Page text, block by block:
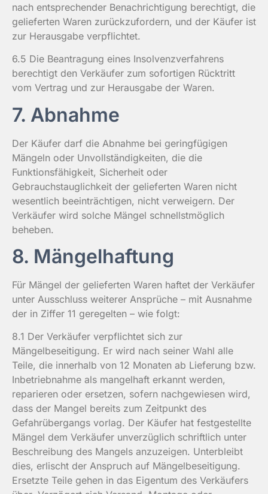
nach entsprechender Benachrichtigung berechtigt, die
gelieferten Waren zurückzufordern, und der Käufer ist
zur Herausgabe verpflichtet.
6.5 Die Beantragung eines Insolvenzverfahrens
berechtigt den Verkäufer zum sofortigen Rücktritt
vom Vertrag und zur Herausgabe der Waren.
7. Abnahme
Der Käufer darf die Abnahme bei geringfügigen
Mängeln oder Unvollständigkeiten, die die
Funktionsfähigkeit, Sicherheit oder
Gebrauchstauglichkeit der gelieferten Waren nicht
wesentlich beeinträchtigen, nicht verweigern. Der
Verkäufer wird solche Mängel schnellstmöglich
beheben.
8. Mängelhaftung
Für Mängel der gelieferten Waren haftet der Verkäufer
unter Ausschluss weiterer Ansprüche – mit Ausnahme
der in Ziffer 11 geregelten – wie folgt:
8.1 Der Verkäufer verpflichtet sich zur
Mängelbeseitigung. Er wird nach seiner Wahl alle
Teile, die innerhalb von 12 Monaten ab Lieferung bzw.
Inbetriebnahme als mangelhaft erkannt werden,
reparieren oder ersetzen, sofern nachgewiesen wird,
dass der Mangel bereits zum Zeitpunkt des
Gefahrübergangs vorlag. Der Käufer hat festgestellte
Mängel dem Verkäufer unverzüglich schriftlich unter
Beschreibung des Mangels anzuzeigen. Unterbleibt
dies, erlischt der Anspruch auf Mängelbeseitigung.
Ersetzte Teile gehen in das Eigentum des Verkäufers